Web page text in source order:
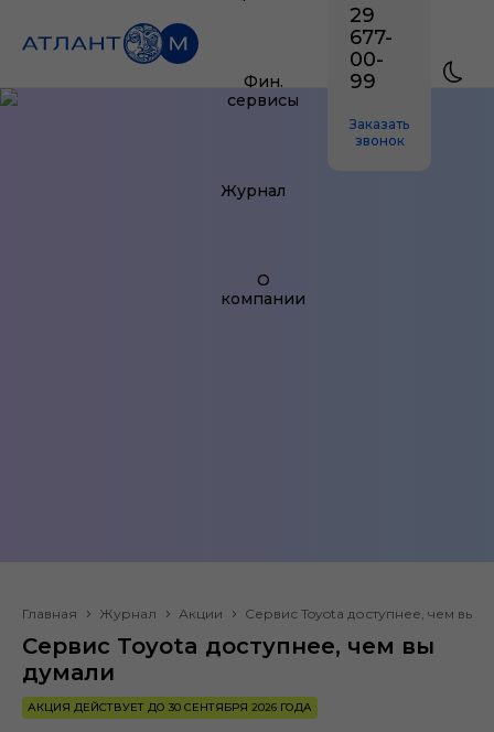
Фин.
сервисы
Журнал
О
компании
29
677-
00-
99
Заказать
звонок
Главная Журнал Акции Сервис Toyota доступнее, чем вы
Сервис Toyota доступнее, чем вы
думали
АКЦИЯ ДЕЙСТВУЕТ ДО 30 СЕНТЯБРЯ 2026 ГОДА